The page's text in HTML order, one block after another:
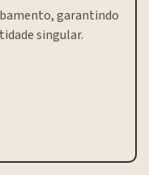
garantindo
singular.